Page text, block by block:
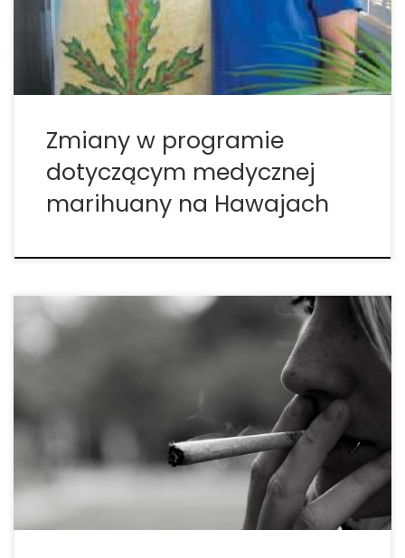
marihuany. Kolejnych jedenaście przychodni będzie
rozprzestrzenionych na innych wyspach. […]
Zmiany w programie
dotyczącym medycznej
marihuany na Hawajach
Jest to problem, którym chcą się zająć teraz, kiedy
Hawaje tworzą przychodnie medycznej marihuany.
Cindy Evans i 15 innych ustawodawców
wprowadziło rezolucję wzywającą Państwowy
Departament Zdrowia do badania, czy dana osoba
może bezpiecznie kierować samochodem pod
wpływem marihuany. Marihuana jest […]